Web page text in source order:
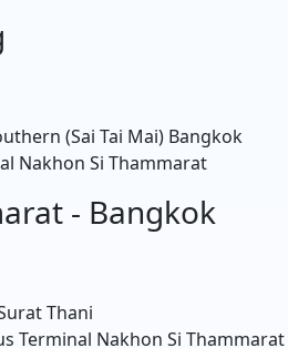
(Sai Tai Mai) Bangkok
Nakhon Si Thammarat
- Bangkok
Thani
Terminal Nakhon Si Thammarat